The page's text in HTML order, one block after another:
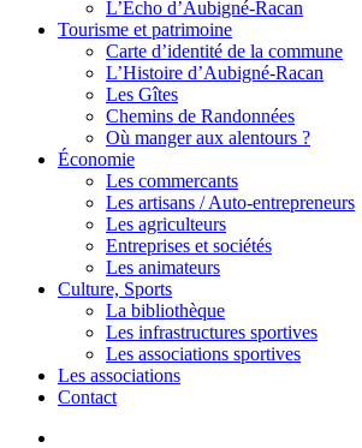
L’Écho d’Aubigné-Racan
Tourisme et patrimoine
Carte d’identité de la commune
L’Histoire d’Aubigné-Racan
Les Gîtes
Chemins de Randonnées
Où manger aux alentours ?
Économie
Les commercants
Les artisans / Auto-entrepreneurs
Les agriculteurs
Entreprises et sociétés
Les animateurs
Culture, Sports
La bibliothèque
Les infrastructures sportives
Les associations sportives
Les associations
Contact